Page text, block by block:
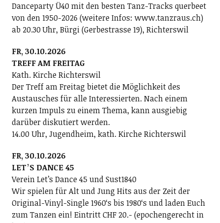
Danceparty Ü40 mit den besten Tanz-Tracks querbeet
von den 1950-2026 (weitere Infos: www.tanzraus.ch)
ab 20.30 Uhr, Bürgi (Gerbestrasse 19), Richterswil
FR, 30.10.2026
TREFF AM FREITAG
Kath. Kirche Richterswil
Der Treff am Freitag bietet die Möglichkeit des
Austausches für alle Interessierten. Nach einem
kurzen Impuls zu einem Thema, kann ausgiebig
darüber diskutiert werden.
14.00 Uhr, Jugendheim, kath. Kirche Richterswil
FR, 30.10.2026
LETʼS DANCE 45
Verein Letʼs Dance 45 und Sust1840
Wir spielen für Alt und Jung Hits aus der Zeit der
Original-Vinyl-Single 1960ʻs bis 1980ʻs und laden Euch
zum Tanzen ein! Eintritt CHF 20.- (epochengerecht in